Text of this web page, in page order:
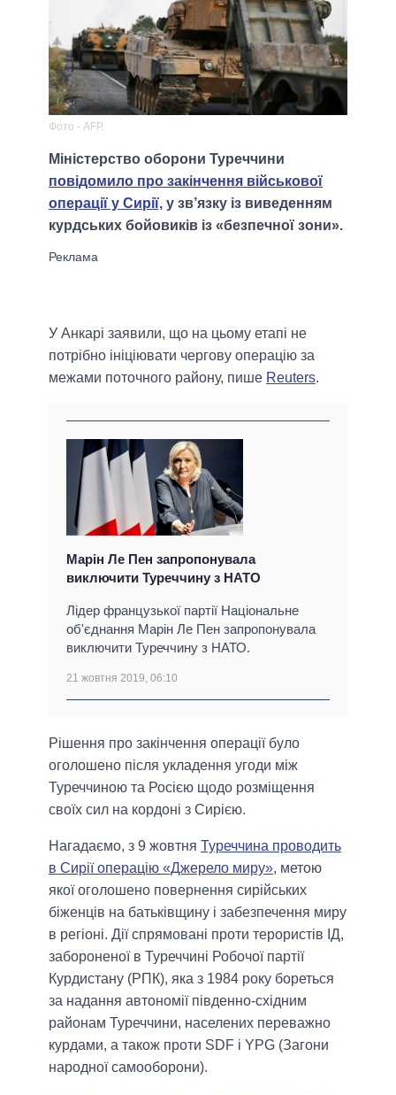
Фото - AFP.
Міністерство оборони Туреччини
повідомило про закінчення військової
операції у Сирії, у зв’язку із виведенням
курдських бойовиків із «безпечної зони».
У Анкарі заявили, що на цьому етапі не
потрібно ініціювати чергову операцію за
межами поточного району, пише Reuters.
Марін Ле Пен запропонувала
виключити Туреччину з НАТО
Лідер французької партії Національне
об'єднання Марін Ле Пен запропонувала
виключити Туреччину з НАТО.
21 жовтня 2019, 06:10
Рішення про закінчення операції було
оголошено після укладення угоди між
Туреччиною та Росією щодо розміщення
своїх сил на кордоні з Сирією.
Нагадаємо, з 9 жовтня Туреччина проводить
в Сирії операцію «Джерело миру», метою
якої оголошено повернення сирійських
біженців на батьківщину і забезпечення миру
в регіоні. Дії спрямовані проти терористів ІД,
забороненої в Туреччині Робочої партії
Курдистану (РПК), яка з 1984 року бореться
за надання автономії південно-східним
районам Туреччини, населених переважно
курдами, а також проти SDF і YPG (Загони
народної самооборони).